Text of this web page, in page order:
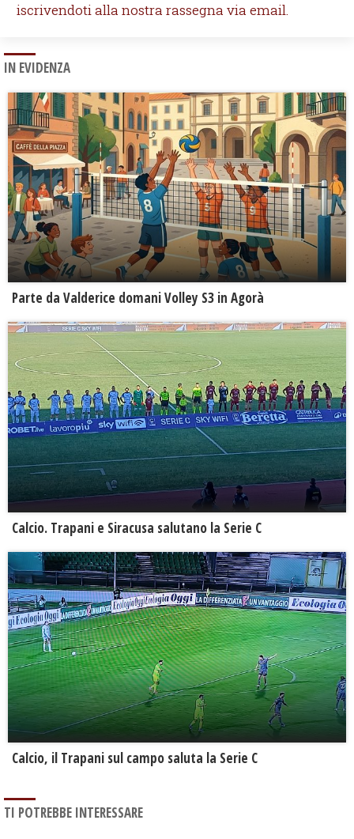
iscrivendoti alla nostra rassegna via email.
IN EVIDENZA
Parte da Valderice domani Volley S3 in Agorà
Calcio. Trapani e Siracusa salutano la Serie C
Calcio, il Trapani sul campo saluta la Serie C
TI POTREBBE INTERESSARE